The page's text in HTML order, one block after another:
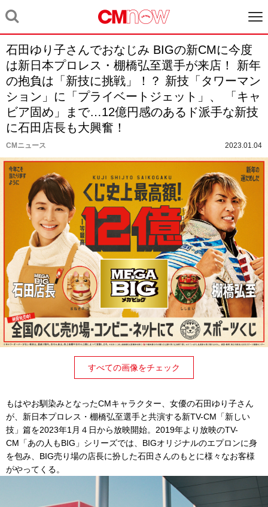
石田ゆり子さんでおなじみ BIGの新CMに今度
は新日本プロレス・棚橋弘至選手が来店！ 新年
の抱負は「新技に挑戦」！？ 新技「タワーマン
ション」に「プライベートジェット」、 「キャ
ビア固め」まで…12億円感のあるド派手な新技
に石田店長も大興奮！
CMニュース 2023.01.04
すべての画像をチェック
もはやお馴染みとなったCMキャラクター、女優の石田ゆり子さん
が、新日本プロレス・棚橋弘至選手と共演する新TV-CM「新しい
技」篇を2023年1月４日から放映開始。2019年より放映のTV-
CM「あの人もBIG」シリーズでは、BIGオリジナルのエプロンに身
を包み、BIG売り場の店長に扮した石田さんのもとに様々なお客様
がやってくる。